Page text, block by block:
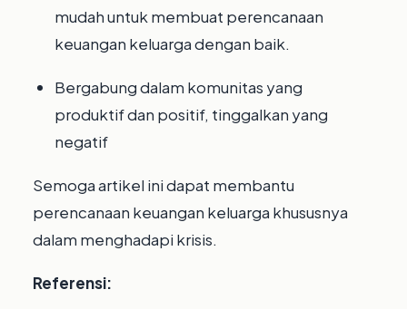
mudah untuk membuat perencanaan
keuangan keluarga dengan baik.
Bergabung dalam komunitas yang
produktif dan positif, tinggalkan yang
negatif
Semoga artikel ini dapat membantu
perencanaan keuangan keluarga khususnya
dalam menghadapi krisis.
Referensi: